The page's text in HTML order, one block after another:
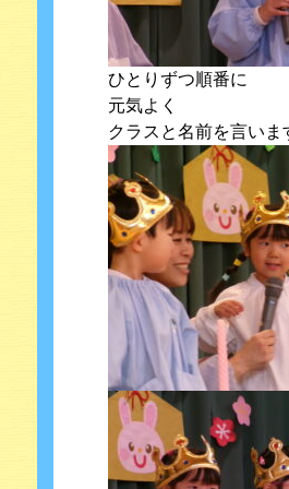
ひとりずつ順番に
元気よく
クラスと名前を言いま